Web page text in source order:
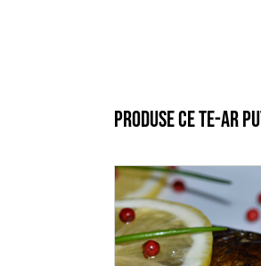
Produse ce te-ar